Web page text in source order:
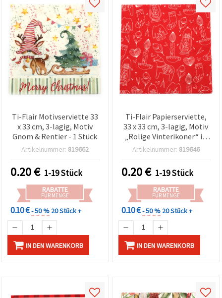
Ti-Flair Motivserviette 33
x 33 cm, 3-lagig, Motiv
Gnom & Rentier - 1 Stück
Artikelnummer: 819662
0.20€ 1-19 Stück
RABATTE
FÜR MENGE
0.10 €- 50 % 20 Stück +
IN DEN WARENKORB
Ti-Flair Papierserviette,
33 x 33 cm, 3-lagig, Motiv
„Rolige Vinterikoner“ in
Rot – 1 Stück
Artikelnummer: 819646
0.20€ 1-19 Stück
RABATTE
FÜR MENGE
0.10 €- 50 % 20 Stück +
IN DEN WARENKORB